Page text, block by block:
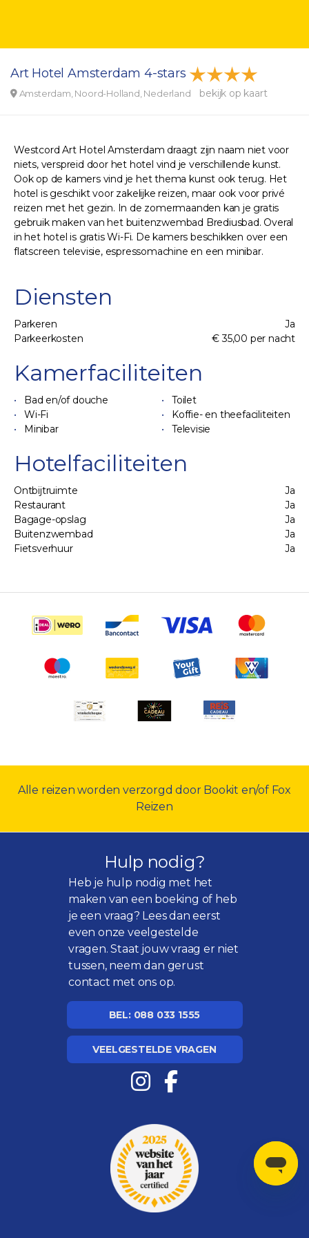
Art Hotel Amsterdam 4-stars
Amsterdam, Noord-Holland, Nederland bekijk op kaart
Westcord Art Hotel Amsterdam draagt zijn naam niet voor
niets, verspreid door het hotel vind je verschillende kunst.
Ook op de kamers vind je het thema kunst ook terug. Het
hotel is geschikt voor zakelijke reizen, maar ook voor privé
reizen met het gezin. In de zomermaanden kan je gratis
gebruik maken van het buitenzwembad Brediusbad. Overal
in het hotel is gratis Wi-Fi. De kamers beschikken over een
flatscreen televisie, espressomachine en een minibar.
Diensten
Parkeren
Ja
Parkeerkosten
€ 35,00 per nacht
Kamerfaciliteiten
Bad en/of douche
Toilet
Wi-Fi
Koffie- en theefaciliteiten
Minibar
Televisie
Hotelfaciliteiten
Ontbijtruimte
Ja
Restaurant
Ja
Bagage-opslag
Ja
Buitenzwembad
Ja
Fietsverhuur
Ja
Alle reizen worden verzorgd door Bookit en/of Fox
Reizen
Hulp nodig?
Heb je hulp nodig met het
maken van een boeking of heb
je een vraag? Lees dan eerst
even onzeveelgestelde
vragen. Staat jouw vraag er niet
tussen, neem dan gerust
contact met ons op.
BEL: 088 033 1555
VEELGESTELDE VRAGEN